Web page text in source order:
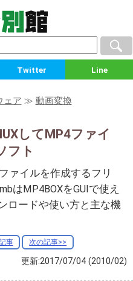
Twitter Line
ェア ≫ 動画変換
してMP4ファイ
フト
ァイルを作成するフリ
はMP4BOXをGUIで使え
ロードや使い方と主な機
事 次の記事>>
更新:2017/07/04 (2010/02)